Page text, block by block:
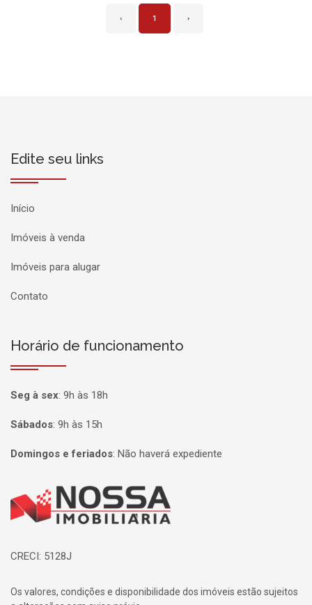
‹ 1 ›
Edite seu links
Início
Imóveis à venda
Imóveis para alugar
Contato
Horário de funcionamento
Seg à sex: 9h às 18h
Sábados: 9h às 15h
Domingos e feriados: Não haverá expediente
Página inicial
CRECI: 5128J
Os valores, condições e disponibilidade dos imóveis estão sujeitos